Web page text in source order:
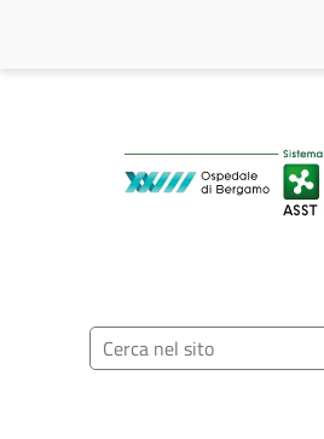
ASST
Ricerca nel sito